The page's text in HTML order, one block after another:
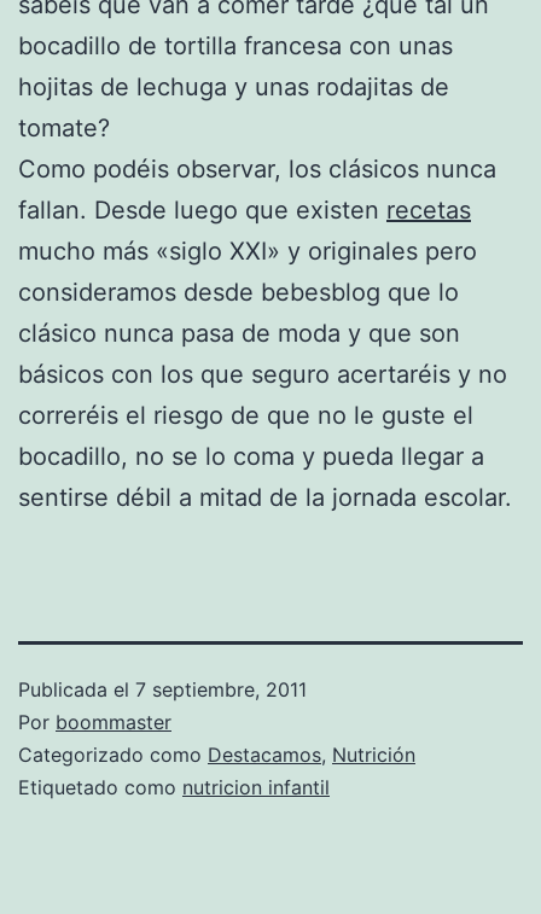
bocadillo de tortilla francesa con unas
hojitas de lechuga y unas rodajitas de
tomate?
Como podéis observar, los clásicos nunca
fallan. Desde luego que existen recetas
mucho más «siglo XXI» y originales pero
consideramos desde bebesblog que lo
clásico nunca pasa de moda y que son
básicos con los que seguro acertaréis y no
correréis el riesgo de que no le guste el
bocadillo, no se lo coma y pueda llegar a
sentirse débil a mitad de la jornada escolar.
Publicada el 7 septiembre, 2011
Por boommaster
Categorizado como Destacamos, Nutrición
Etiquetado como nutricion infantil